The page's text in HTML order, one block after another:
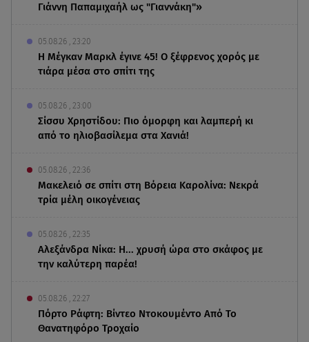
Γιάννη Παπαμιχαήλ ως "Γιαννάκη"»
05.08.26 , 23:20
Η Μέγκαν Μαρκλ έγινε 45! Ο ξέφρενος χορός με
τιάρα μέσα στο σπίτι της
05.08.26 , 23:00
Σίσσυ Χρηστίδου: Πιο όμορφη και λαμπερή κι
από το ηλιοβασίλεμα στα Χανιά!
05.08.26 , 22:36
Μακελειό σε σπίτι στη Βόρεια Καρολίνα: Νεκρά
τρία μέλη οικογένειας
05.08.26 , 22:35
Αλεξάνδρα Νίκα: Η... χρυσή ώρα στο σκάφος με
την καλύτερη παρέα!
05.08.26 , 22:27
Πόρτο Ράφτη: Bίντεο Ντοκουμέντο Από Το
Θανατηφόρο Τροχαίο